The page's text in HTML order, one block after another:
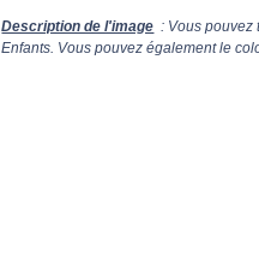
Description de l'image : Vous pouvez
Enfants. Vous pouvez également le